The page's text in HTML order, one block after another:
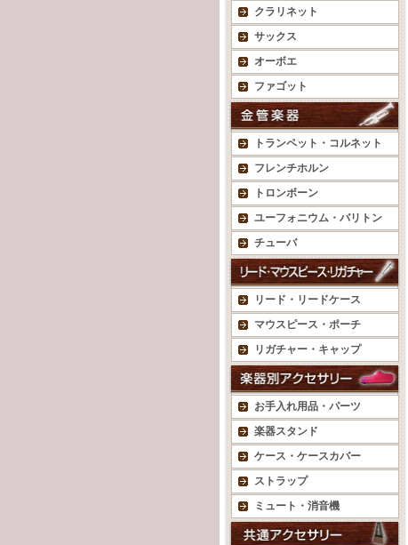
クラリネット
サックス
オーボエ
ファゴット
トランペット・コルネット
フレンチホルン
トロンボーン
ユーフォニウム・バリトン
チューバ
リード・リードケース
マウスピース・ポーチ
リガチャー・キャップ
お手入れ用品・パーツ
楽器スタンド
ケース・ケースカバー
ストラップ
ミュート・消音機